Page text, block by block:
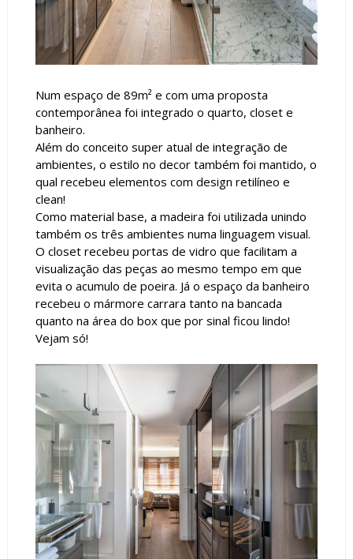
Num espaço de 89m² e com uma proposta
contemporânea foi integrado o quarto, closet e
banheiro.
Além do conceito super atual de integração de
ambientes, o estilo no decor também foi mantido, o
qual recebeu elementos com design retilíneo e
clean!
Como material base, a madeira foi utilizada unindo
também os três ambientes numa linguagem visual.
O closet recebeu portas de vidro que facilitam a
visualização das peças ao mesmo tempo em que
evita o acumulo de poeira. Já o espaço da banheiro
recebeu o mármore carrara tanto na bancada
quanto na área do box que por sinal ficou lindo!
Vejam só!